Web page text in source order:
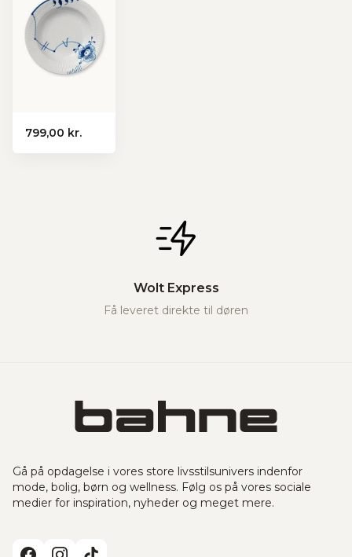
799,00 kr.
Wolt Express
Få leveret direkte til døren
Gå på opdagelse i vores store livsstilsunivers indenfor
mode, bolig, børn og wellness. Følg os på vores sociale
medier for inspiration, nyheder og meget mere.